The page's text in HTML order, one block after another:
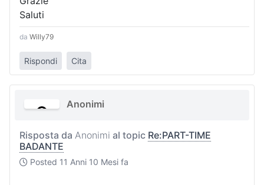
Saluti
da Willy79
Rispondi Cita
Anonimi
Risposta da Anonimi al topic Re:PART-TIME
BADANTE
Posted 11 Anni 10 Mesi fa